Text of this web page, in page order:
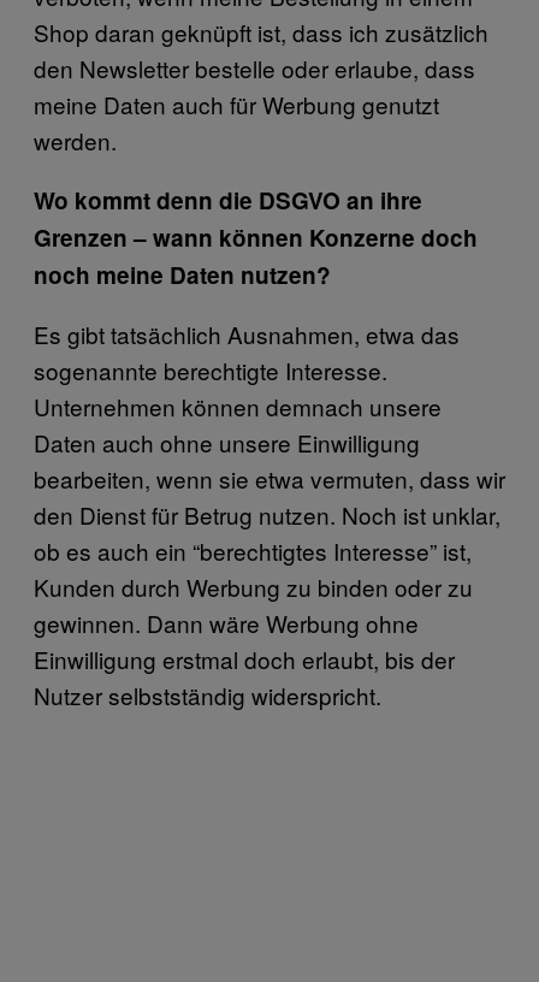
Shop daran geknüpft ist, dass ich zusätzlich
den Newsletter bestelle oder erlaube, dass
meine Daten auch für Werbung genutzt
werden.
Wo kommt denn die DSGVO an ihre
Grenzen – wann können Konzerne doch
noch meine Daten nutzen?
Es gibt tatsächlich Ausnahmen, etwa das
sogenannte berechtigte Interesse.
Unternehmen können demnach unsere
Daten auch ohne unsere Einwilligung
bearbeiten, wenn sie etwa vermuten, dass wir
den Dienst für Betrug nutzen. Noch ist unklar,
ob es auch ein “berechtigtes Interesse” ist,
Kunden durch Werbung zu binden oder zu
gewinnen. Dann wäre Werbung ohne
Einwilligung erstmal doch erlaubt, bis der
Nutzer selbstständig widerspricht.